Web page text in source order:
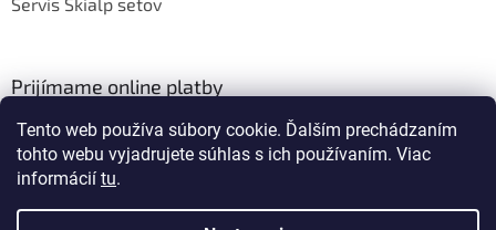
Tento web používa súbory cookie. Ďalším prechádzaním
tohto webu vyjadrujete súhlas s ich používaním. Viac
informácií tu.
Prijímame online platby